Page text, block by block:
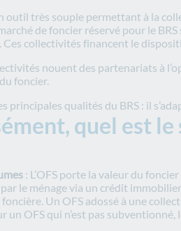
outil très souple permettant à la
de foncier réservé pour le
Ces collectivités financent le
nouent des partenariats à
foncier.
principales qualités du BRS : il
quel est
: L’OFS porte la valeur du
le ménage via un crédit
foncière. Un OFS adossé à une
un OFS qui n’est pas